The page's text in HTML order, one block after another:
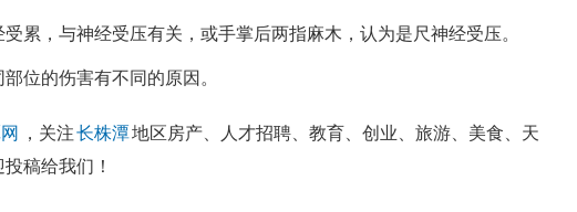
累，与神经受压有关，或手掌后两指麻木，认为是尺神经受压。
位的伤害有不同的原因。
，关注长株潭地区房产、人才招聘、教育、创业、旅游、美食、天
稿给我们！